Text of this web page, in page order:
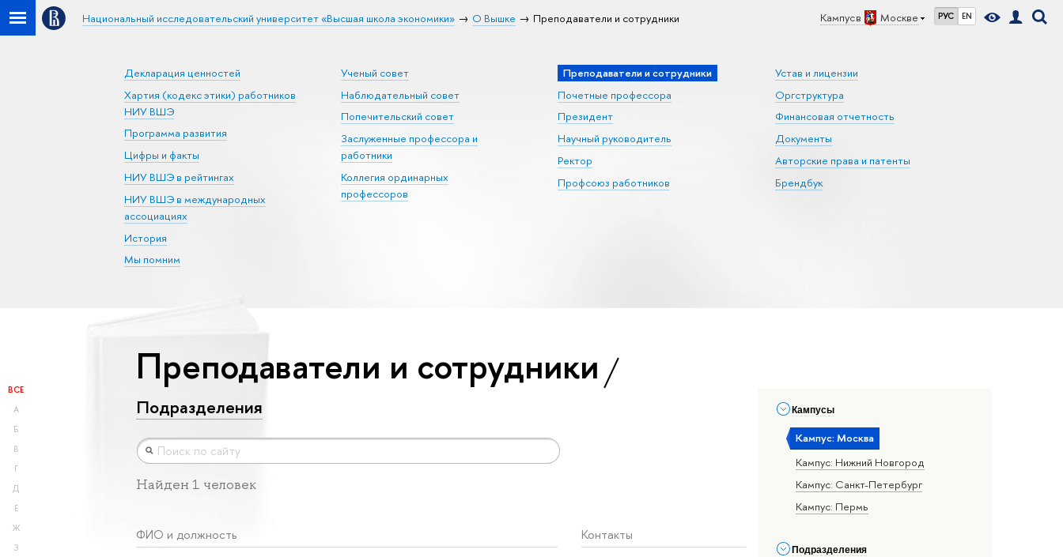
Кампус в Москве РУС EN
Национальный исследовательский университет «Высшая школа экономики» О Вышке Преподаватели и сотрудники
Декларация ценностей
Хартия (кодекс этики) работников
НИУ ВШЭ
Программа развития
Цифры и факты
НИУ ВШЭ в рейтингах
НИУ ВШЭ в международных
ассоциациях
История
Мы помним
Ученый совет
Наблюдательный совет
Попечительский совет
Заслуженные профессора и
работники
Коллегия ординарных
профессоров
Преподаватели и сотрудники
Почетные профессора
Президент
Научный руководитель
Ректор
Профсоюз работников
Устав и лицензии
Оргструктура
Финансовая отчетность
Документы
Авторские права и патенты
Брендбук
ВСЕ
А
Б
В
Г
Д
Е
Ж
З
Кампусы
Кампус: Москва
Кампус: Нижний Новгород
Кампус: Санкт-Петербург
Кампус: Пермь
Подразделения
Преподаватели и сотрудники
Подразделения
Найден 1 человек
ФИО и должность Контакты